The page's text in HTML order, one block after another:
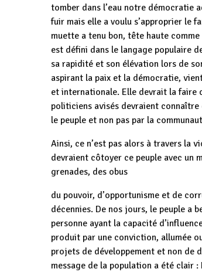
tomber dans l’eau notre démocratie
fuir mais elle a voulu s’approprier le
muette a tenu bon, tête haute comme
est défini dans le langage populaire
sa rapidité et son élévation lors de
aspirant la paix et la démocratie,
et internationale. Elle devrait la faire
politiciens avisés devraient
le peuple et non pas par la
Ainsi, ce n’est pas alors à travers la
devraient côtoyer ce peuple avec un
grenades, des obus
du pouvoir, d’opportunisme et de
décennies. De nos jours, le peuple a
personne ayant la capacité
produit par une conviction, allumée
projets de développement et non de
message de la population a été clair :